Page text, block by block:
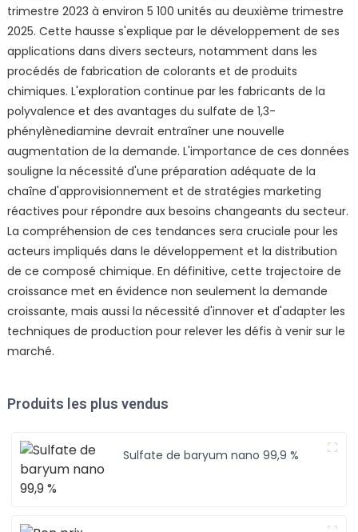
trimestre 2023 à environ 5 100 unités au deuxième trimestre
2025. Cette hausse s'explique par le développement de ses
applications dans divers secteurs, notamment dans les
procédés de fabrication de colorants et de produits
chimiques. L'exploration continue par les fabricants de la
polyvalence et des avantages du sulfate de 1,3-
phénylènediamine devrait entraîner une nouvelle
augmentation de la demande. L'importance de ces données
souligne la nécessité d'une préparation adéquate de la
chaîne d'approvisionnement et de stratégies marketing
réactives pour répondre aux besoins changeants du secteur.
La compréhension de ces tendances sera cruciale pour les
acteurs impliqués dans le développement et la distribution
de ce composé chimique. En définitive, cette trajectoire de
croissance met en évidence non seulement la demande
croissante, mais aussi la nécessité d'innover et d'adapter les
techniques de production pour relever les défis à venir sur le
marché.
Produits les plus vendus
Sulfate de baryum nano 99,9 %